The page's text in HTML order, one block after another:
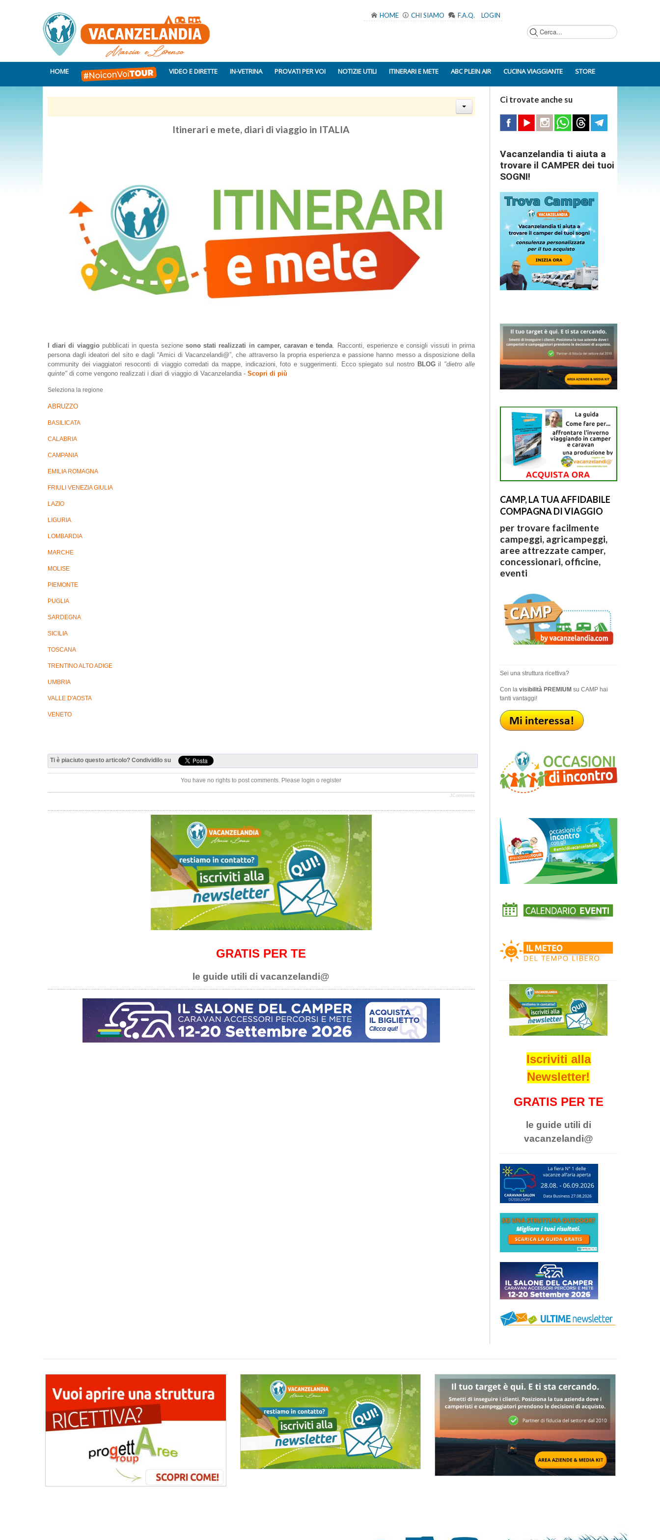
HOME CHI SIAMO F.A.Q. LOGIN
HOME VIDEO E DIRETTE IN-VETRINA PROVATI PER VOI NOTIZIE UTILI ITINERARI E METE ABC PLEIN AIR CUCINA VIAGGIANTE STORE
Itinerari e mete, diari di viaggio in ITALIA
I diari di viaggiopubblicati in questa sezione sono stati realizzati in camper, caravan e tenda . Racconti, esperienze e consigli vissuti in prima
persona dagli ideatori del sito e dagli “Amici di Vacanzelandi@”, che attraverso la propria esperienza e passione hanno messo a disposizione della
community dei viaggiatori resoconti di viaggio corredati da mappe, indicazioni, foto e suggerimenti. Ecco spiegato sul nostro BLOGil "dietro alle
quinte" di come vengono realizzati i diari di viaggio di Vacanzelandia - Scopri di più
Seleziona la regione
ABRUZZO
BASILICATA
CALABRIA
CAMPANIA
EMILIA ROMAGNA
FRIULI VENEZIA GIULIA
LAZIO
LIGURIA
LOMBARDIA
MARCHE
MOLISE
PIEMONTE
PUGLIA
SARDEGNA
SICILIA
TOSCANA
TRENTINO ALTO ADIGE
UMBRIA
VALLE D'AOSTA
VENETO
Ti è piaciuto questo articolo? Condividilo su
You have no rights to post comments. Please login o register
JComments
GRATIS PER TE
le guide utili di vacanzelandi@
Ci trovate anche su
Vacanzelandia ti aiuta a
trovare il CAMPER dei tuoi
SOGNI!
CAMP, LA TUA AFFIDABILE
COMPAGNA DI VIAGGIO
per trovare facilmente
campeggi, agricampeggi,
aree attrezzate camper,
concessionari, officine,
eventi
Sei una struttura ricettiva?
Con la visibilità PREMIUMsu CAMP hai
tanti vantaggi!
Iscriviti alla
Newsletter!
GRATIS PER TE
le guide utili di
vacanzelandi@